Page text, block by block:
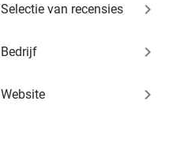
Selectie van recensies keyboard_arrow_right
Bedrijf keyboard_arrow_right
Website keyboard_arrow_right